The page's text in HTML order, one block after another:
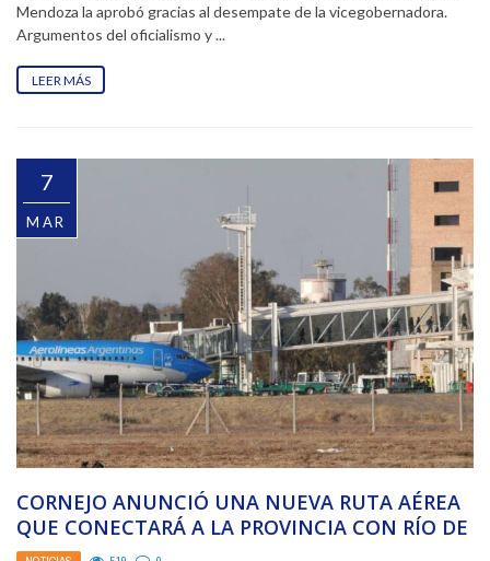
Mendoza la aprobó gracias al desempate de la vicegobernadora.
Argumentos del oficialismo y ...
LEER MÁS
7
MAR
CORNEJO ANUNCIÓ UNA NUEVA RUTA AÉREA
QUE CONECTARÁ A LA PROVINCIA CON RÍO DE
JANEIRO